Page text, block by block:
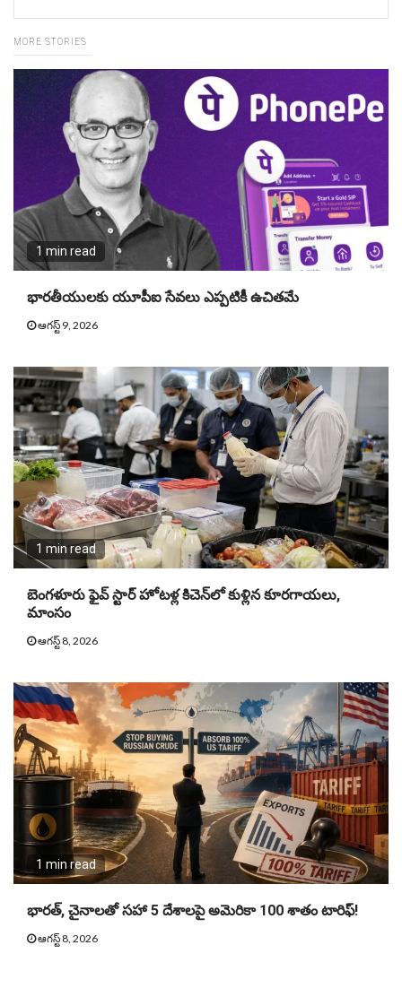
MORE STORIES
1 min read
భారతీయులకు యూపీఐ సేవలు ఎప్పటికీ ఉచితమే
ఆగస్ట్ 9, 2026
1 min read
బెంగళూరు ఫైవ్ స్టార్ హోటళ్ల కిచెన్‌లో కుళ్లిన కూరగాయలు,
మాంసం
ఆగస్ట్ 8, 2026
1 min read
భారత్, చైనాలతో సహా 5 దేశాలపై అమెరికా 100 శాతం టారిఫ్‌!
ఆగస్ట్ 8, 2026